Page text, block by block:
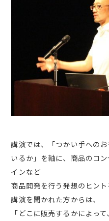
講演では、「つかい手への
いるか」を軸に、商品のコ
インなど
商品開発を行う発想のヒン
講演を聞かれた方からは、
「どこに販売するかによっ